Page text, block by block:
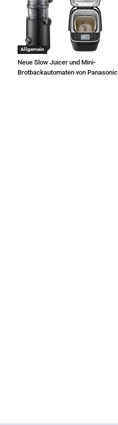
Allgemein
Neue Slow Juicer und Mini-
Brotbackautomaten von Panasonic